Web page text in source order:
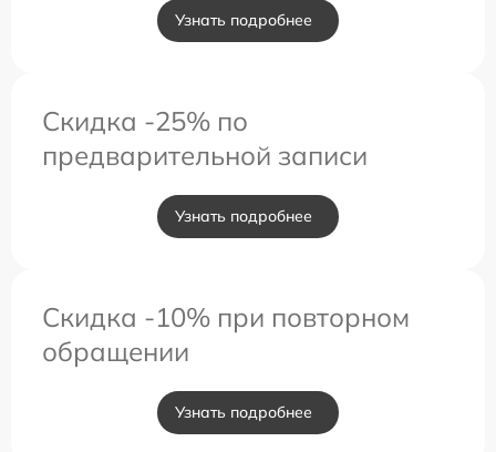
Узнать подробнее
Скидка -25% по
предварительной записи
Узнать подробнее
Скидка -10% при повторном
обращении
Узнать подробнее